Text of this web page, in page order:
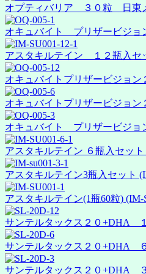
オプティバリア ３０粒 日東
オキュバイト プリザービジョ
アスタキルテイン １２瓶入セ
オキュバイトプリザービジョ
オキュバイトプリザービジョ
オキュバイト プリザービジョ
アスタキルテイン ６瓶入セット
アスタキルテイン3瓶入セット
アスタキルテイン(1瓶60粒) (IM-
サンテルタックス２０+DHA
サンテルタックス２０+DHA
サンテルタックス２０+DHA